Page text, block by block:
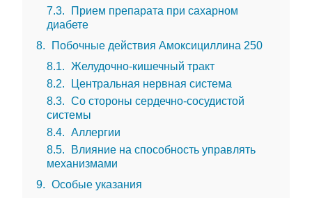
7.3
Прием препарата при сахарном
диабете
8
Побочные действия Амоксициллина 250
8.1
Желудочно-кишечный тракт
8.2
Центральная нервная система
8.3
Со стороны сердечно-сосудистой
системы
8.4
Аллергии
8.5
Влияние на способность управлять
механизмами
9
Особые указания